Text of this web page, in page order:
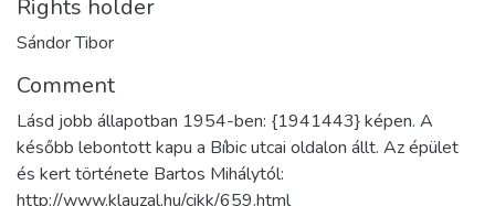
Rights holder
Sándor Tibor
Comment
Lásd jobb állapotban 1954-ben: {1941443} képen. A
később lebontott kapu a Bíbic utcai oldalon állt. Az épület
és kert története Bartos Mihálytól:
http://www.klauzal.hu/cikk/659.html